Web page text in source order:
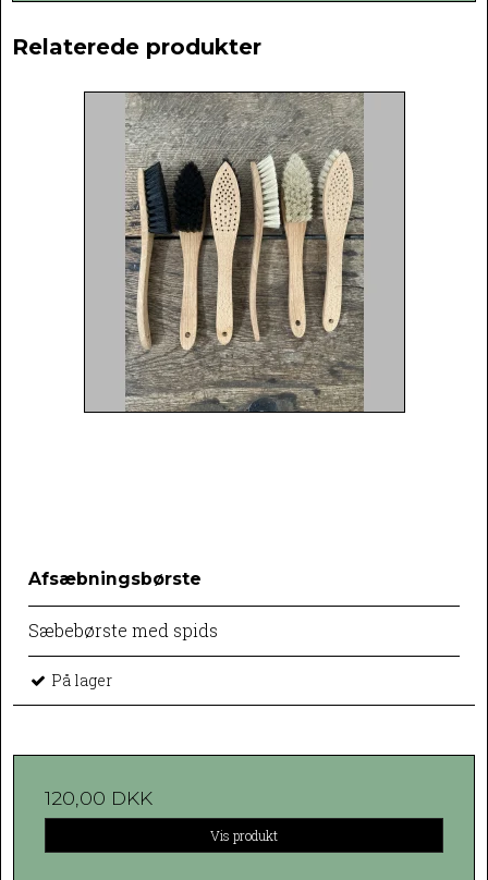
Relaterede produkter
Afsæbningsbørste
Sæbebørste med spids
På lager
120,00 DKK
Vis produkt